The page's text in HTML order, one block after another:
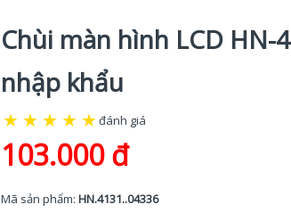
Chùi màn hình LCD HN-
nhập khẩu
★ ★ ★ ★ ★đánh giá
103.000 đ
Mã sản phẩm: HN.4131..04336